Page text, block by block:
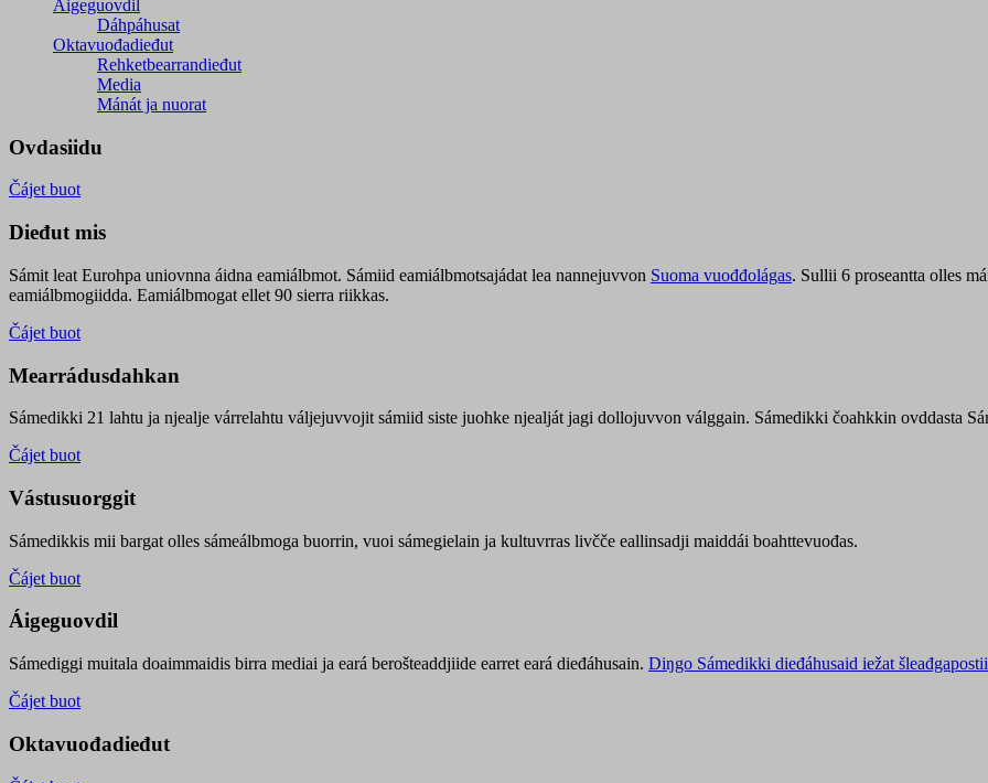
Áigeguovdil
Dáhpáhusat
Oktavuođadieđut
Rehketbearrandieđut
Media
Mánát ja nuorat
Ovdasiidu
Čájet buot
Dieđut mis
Sámit leat Eurohpa uniovnna áidna eamiálbmot. Sámiid eamiálbmotsajádat lea nannejuvvon Suoma vuođđolágas. Sullii 6 proseantta olles
eamiálbmogiidda. Eamiálbmogat ellet 90 sierra riikkas.
Čájet buot
Mearrádusdahkan
Sámedikki 21 lahtu ja njealje várrelahtu váljejuvvojit sámiid siste juohke njealját jagi dollojuvvon válggain. Sámedikki čoahkkin ovddasta
Čájet buot
Vástusuorggit
Sámedikkis mii bargat olles sámeálbmoga buorrin, vuoi sámegielain ja kultuvrras livčče eallinsadji maiddái boahttevuođas.
Čájet buot
Áigeguovdil
Sámediggi muitala doaimmaidis birra mediai ja eará berošteaddjiide earret eará dieđáhusain. Diŋgo Sámedikki dieđáhusaid iežat šleađgapostii
Čájet buot
Oktavuođadieđut